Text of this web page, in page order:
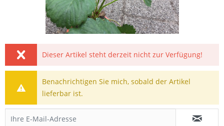
Dieser Artikel steht derzeit nicht zur Verfügung!
Benachrichtigen Sie mich, sobald der Artikel
lieferbar ist.